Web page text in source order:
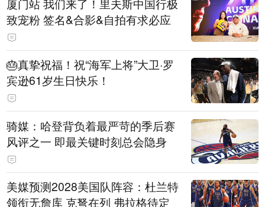
厦门站 我们来了！里夫斯中国行极
致宠粉 签名&合影&自拍有求必应
🎂真挚祝福！祝“海军上将”大卫·罗
宾逊61岁生日快乐！
骑媒：哈登背负着最严苛的季后赛
风评之一 即最关键时刻总会隐身
美媒预测2028美国队阵容：杜兰特
领衔无詹库 克弩在列 弗拉格待定